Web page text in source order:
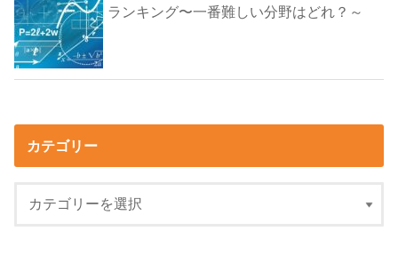
ランキング〜一番難しい分野はどれ？～
カテゴリー